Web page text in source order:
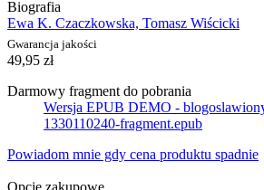
Biografia
Ewa K. Czaczkowska, Tomasz Wiścicki
Gwarancja jakości
49,95 zł
Darmowy fragment do pobrania
Wersja EPUB DEMO -
1330110240-fragment.epub
Powiadom mnie gdy cena produktu spadnie
Opcje zakupowe